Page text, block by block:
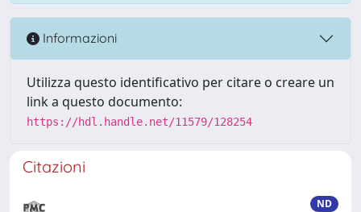
Informazioni
Utilizza questo identificativo per citare o creare un
link a questo documento:
https://hdl.handle.net/11579/128254
Citazioni
ND